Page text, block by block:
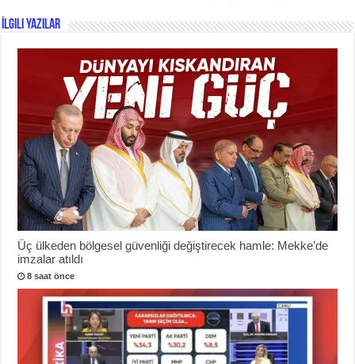
İlgili Yazılar
Üç ülkeden bölgesel güvenliği değiştirecek hamle: Mekke’de
imzalar atıldı
8 saat önce